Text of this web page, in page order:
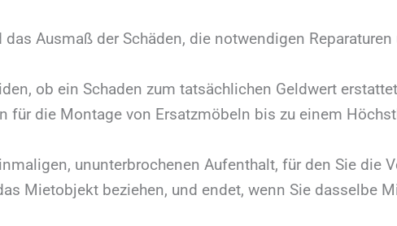
Ausmaß der Schäden, die notwendigen
ob ein Schaden zum tatsächlichen Geldwert
für die Montage von Ersatzmöbeln bis zu einem
ununterbrochenen Aufenthalt, für den Sie die
Mietobjekt beziehen, und endet, wenn Sie dasselbe